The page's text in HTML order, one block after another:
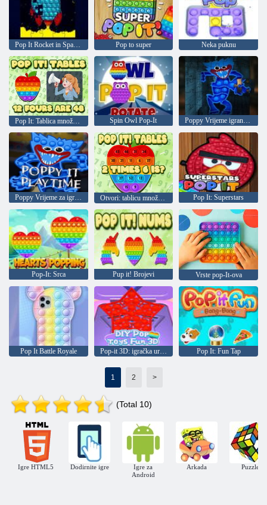
Pop to super Neka puknu
Pop It: Tablica množenja Spin Owl Pop-It Poppy Vrijeme igranja: Huggy Waggi Pop-It. Puzzle
Poppy Vrijeme za igru: Pop It Otvori: tablicu množenja 2 puta 6 Pop It: Superstars
Pop-It: Srca Pup it! Brojevi Vrste pop-It-ova
Pop It Battle Royale Pop-it 3D: igračka uradi sam Pop It: Fun Tap
1 2 >
(Total 10)
Igre HTML5 Dodirnite igre
Igre za
Android
Arkada Puzzle